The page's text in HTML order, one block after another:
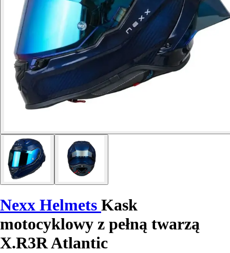
Nexx Helmets Kask
motocyklowy z pełną twarzą
X.R3R Atlantic